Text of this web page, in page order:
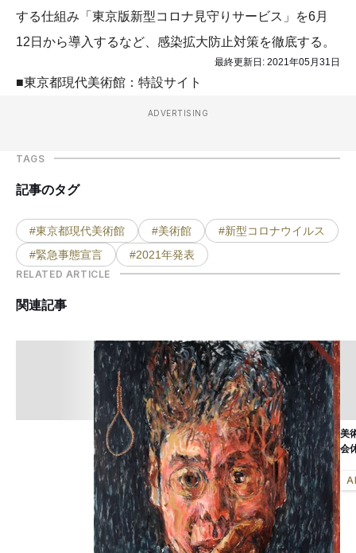
する仕組み「東京版新型コロナ見守りサービス」を6月
12日から導入するなど、感染拡大防止対策を徹底する。
最終更新日: 2021年05月31日
■東京都現代美術館：特設サイト
ADVERTISING
TAGS
記事のタグ
#東京都現代美術館 #美術館
#新型コロナウイルス
#緊急事態宣言
#2021年発表
RELATED ARTICLE
関連記事
美
会